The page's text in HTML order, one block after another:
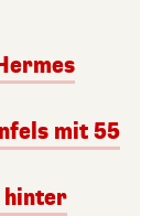
mit 55
hinter